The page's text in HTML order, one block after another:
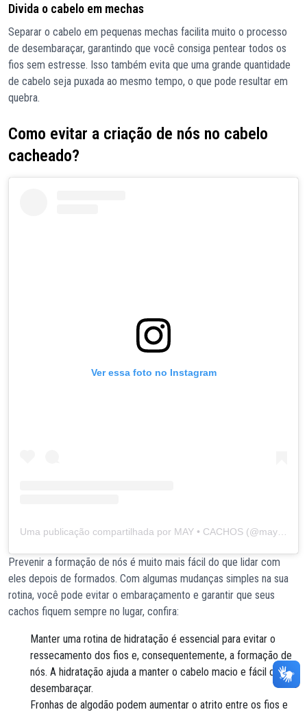
Divida o cabelo em mechas
Separar o cabelo em pequenas mechas facilita muito o processo
de desembaraçar, garantindo que você consiga pentear todos os
fios sem estresse. Isso também evita que uma grande quantidade
de cabelo seja puxada ao mesmo tempo, o que pode resultar em
quebra.
Como evitar a criação de nós no cabelo
cacheado?
Ver essa foto no Instagram
Prevenir a formação de nós é muito mais fácil do que lidar com
eles depois de formados. Com algumas mudanças simples na sua
rotina, você pode evitar o embaraçamento e garantir que seus
cachos fiquem sempre no lugar, confira:
Manter uma rotina de hidratação é essencial para evitar o
ressecamento dos fios e, consequentemente, a formação de
nós. A hidratação ajuda a manter o cabelo macio e fácil de
desembaraçar.
Fronhas de algodão podem aumentar o atrito entre os fios e